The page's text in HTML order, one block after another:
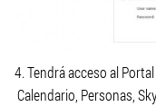
4. Tendrá acceso al
Calendario, Personas,